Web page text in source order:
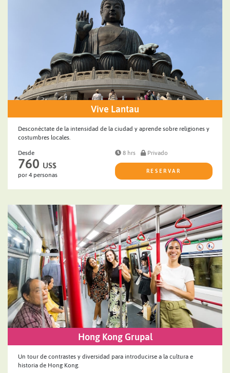
Vive Lantau
Desconéctate de la intensidad de la ciudad y aprende sobre religiones y
costumbres locales.
Desde
760 US$
por 4 personas
8 hrs Privado
RESERVAR
Hong Kong Grupal
Un tour de contrastes y diversidad para introducirse a la cultura e
historia de Hong Kong.